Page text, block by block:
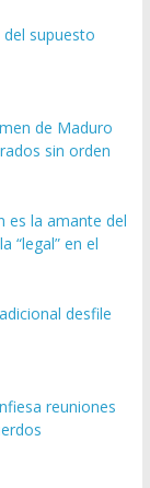
del supuesto
de Maduro
sin orden
es la amante del
“legal” en el
desfile
reuniones